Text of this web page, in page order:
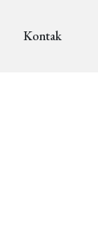
Kontak